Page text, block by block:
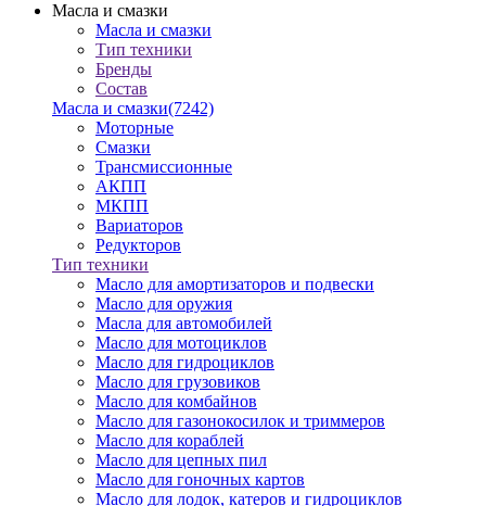
Масла и смазки
Масла и смазки
Тип техники
Бренды
Состав
Масла и смазки(7242)
Моторные
Смазки
Трансмиссионные
АКПП
МКПП
Вариаторов
Редукторов
Тип техники
Масло для амортизаторов и подвески
Масло для оружия
Масла для автомобилей
Масло для мотоциклов
Масло для гидроциклов
Масло для грузовиков
Масло для комбайнов
Масло для газонокосилок и триммеров
Масло для кораблей
Масло для цепных пил
Масло для гоночных картов
Масло для лодок, катеров и гидроциклов